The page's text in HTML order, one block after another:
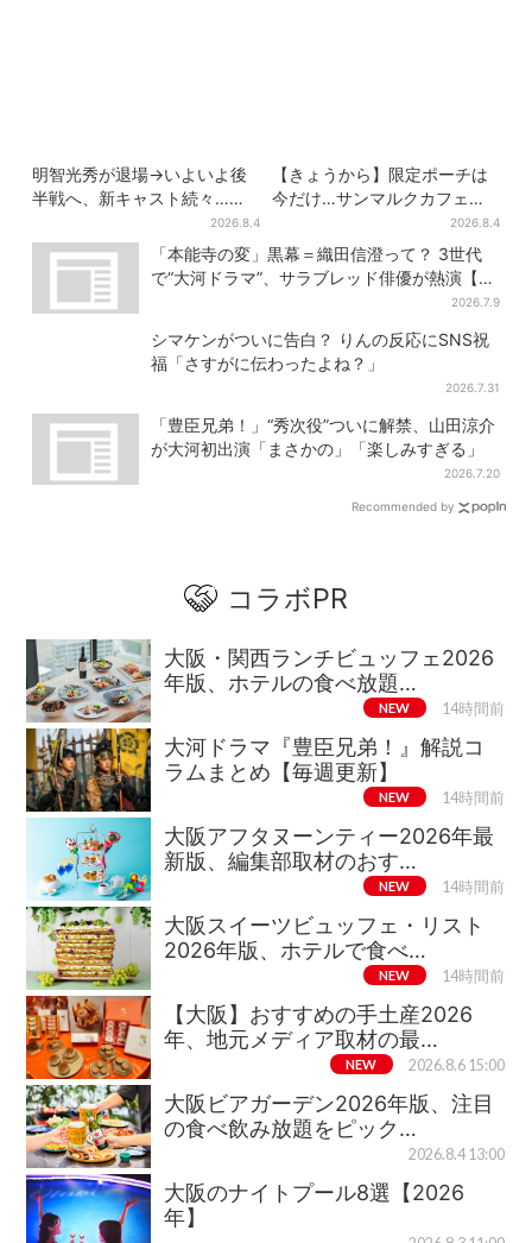
明智光秀が退場→いよいよ後
半戦へ、新キャスト続々…
「豊臣兄弟！」振り返り＆第
30回あらすじ
2026.8.4
【きょうから】限定ポーチは
今だけ…サンマルクカフェ初
の「夏福袋」、実質無料でレ
アグッズが手に入る
2026.8.4
「本能寺の変」黒幕＝織田信澄って？ 3世代
で“大河ドラマ”、サラブレッド俳優が熱演【豊
2026.7.9
シマケンがついに告白？ りんの反応にSNS祝
福「さすがに伝わったよね？」
2026.7.31
「豊臣兄弟！」“秀次役”ついに解禁、山田涼介
が大河初出演「まさかの」「楽しみすぎる」
2026.7.20
Recommended by
コラボPR
大阪・関西ランチビュッフェ2026
年版、ホテルの食べ放題…
NEW 14時間前
大河ドラマ『豊臣兄弟！』解説コ
ラムまとめ【毎週更新】
NEW 14時間前
大阪アフタヌーンティー2026年最
新版、編集部取材のおす…
NEW 14時間前
大阪スイーツビュッフェ・リスト
2026年版、ホテルで食べ…
NEW 14時間前
【大阪】おすすめの手土産2026
年、地元メディア取材の最…
NEW 2026.8.6 15:00
大阪ビアガーデン2026年版、注目
の食べ飲み放題をピック…
2026.8.4 13:00
大阪のナイトプール8選【2026
年】